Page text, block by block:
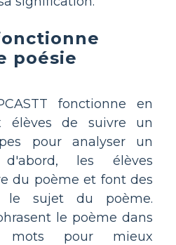
poésie
fonctionne en
élèves de suivre un
pour analyser un
les élèves
du poème et font des
le sujet du poème.
le poème dans
mots pour mieux